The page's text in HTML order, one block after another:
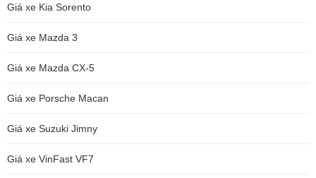
Giá xe Kia Sorento
Giá xe Mazda 3
Giá xe Mazda CX-5
Giá xe Porsche Macan
Giá xe Suzuki Jimny
Giá xe VinFast VF7